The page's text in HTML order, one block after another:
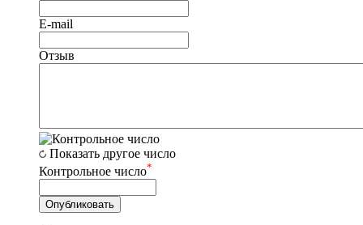
E-mail
Отзыв
Показать другое число
Контрольное число*